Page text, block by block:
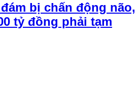
bị chấn động não,
tỷ đồng phải tạm